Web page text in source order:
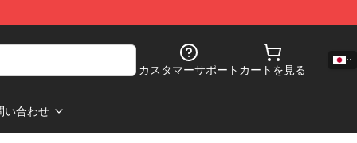
カスタマーサポート カートを見る
い合わせ